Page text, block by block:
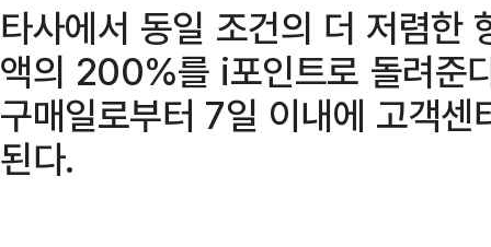
타사에서 동일 조건의 더 저렴한
액의 200%를 i포인트로 돌려준
구매일로부터 7일 이내에 고객
된다.